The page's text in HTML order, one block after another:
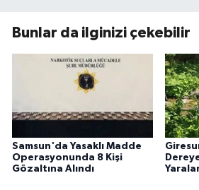
Bunlar da ilginizi çekebilir
Samsun'da Yasaklı Madde
Operasyonunda 8 Kişi
Gözaltına Alındı